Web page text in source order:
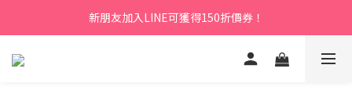
新朋友加入LINE可獲得150折價券！